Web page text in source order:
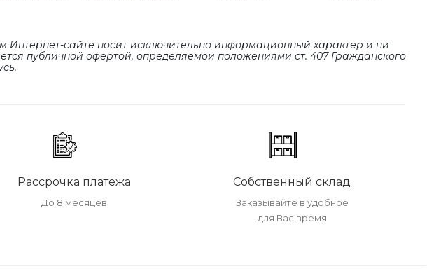
сайте носит исключительно информационный характер и ни
публичной офертой, определяемой положениями cт. 407 Гражданского
Рассрочка платежа
До 8 месяцев
Собственный склад
Заказывайте в удобное
для Вас время